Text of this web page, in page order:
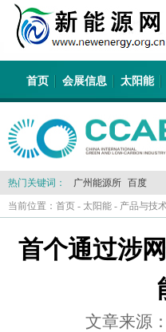
首页 会展信息 太阳能
热门关键词： 广州能源所 百度
当前位置： 首页 - 太阳能 - 产品与技
首个通过涉
文章来源：